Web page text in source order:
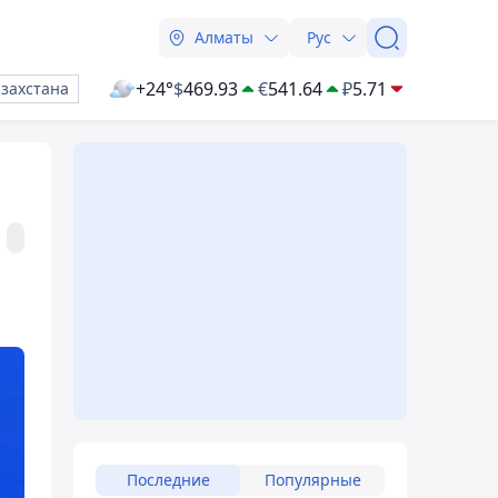
Алматы Рус
+24°$469.93 €541.64 ₽5.71
Последние Популярные